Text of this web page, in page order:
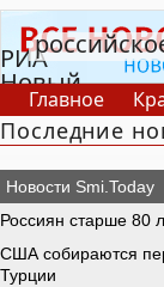
РИА
Новый
День
Главное
В России
В
Спецпроекты
Последние